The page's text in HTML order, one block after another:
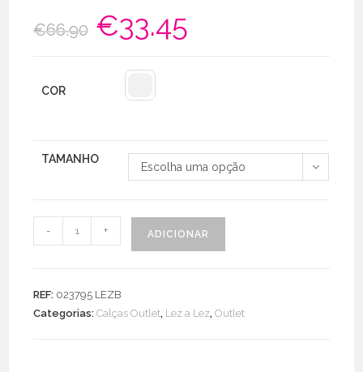
€66.90
O
preço
original
€33.45
COR
TAMANHO
Escolha uma opção
Quantidade
de
Size
- + ADICIONAR
REF: 023795 LEZB
Categorias:Calças Outlet, Lez a Lez,Outlet